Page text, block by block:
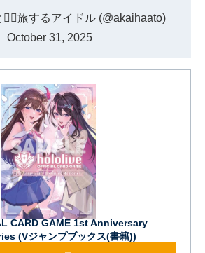
旅するアイドル (@akaihaato)
October 31, 2025
CARD GAME 1st Anniversary
(Vジャンプブックス(書籍))